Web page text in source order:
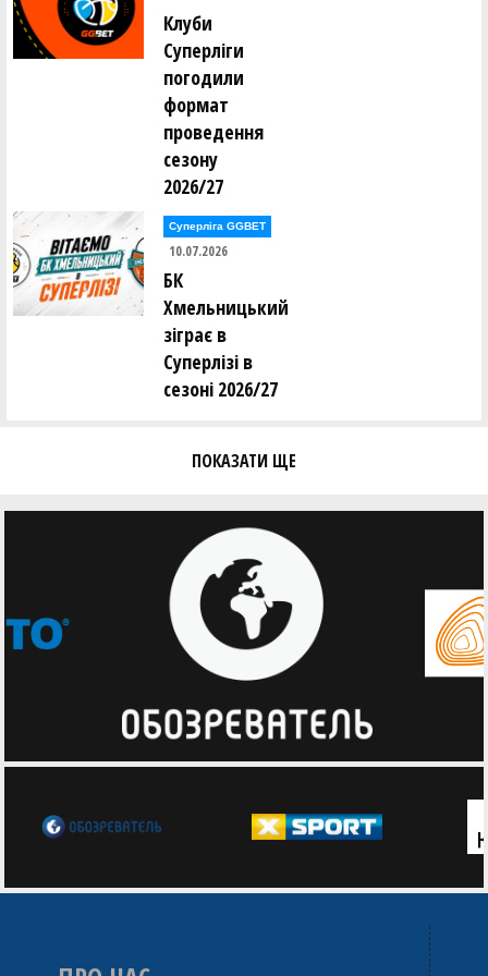
Дмитро Паньков (ХИЖАКИ (Київ))
Микола Пархомчук (FIVETEAM_ACD (Київ))
Артем Патлатий (FIVETEAM_ACD (Київ))
Стефан Петраковський (AVANGARD 09 (Київ))
Богдан Півторак (FIVETEAM_ACD (Київ))
Кирило Плескун (PLAYMAKER-2 (AL KYIV))
Денис Плинга (ADMIRALS (AL KYIV))
Іван Поліщук (ЛОКОМОТИВ (Київ))
Максим Поляков (ХИЖАКИ (Київ))
Філіпп Поповенко (ЛОКОМОТИВ (Київ))
Роман Потєєв (БК "FREEDOM UA" (Київ))
Михайло Пустовий (ADMIRALS (AL KYIV))
Максим Пустовіт (ADMIRALS (AL KYIV))
Артем Радченко (СДЮШОР З БАСКЕТБОЛУ (Київ) 10)
Клуби
Суперліги
погодили
формат
проведення
сезону
2026/27
Суперліга GGBET
10.07.2026
БК
Хмельницький
зіграє в
Суперлізі в
сезоні 2026/27
ПОКАЗАТИ ЩЕ